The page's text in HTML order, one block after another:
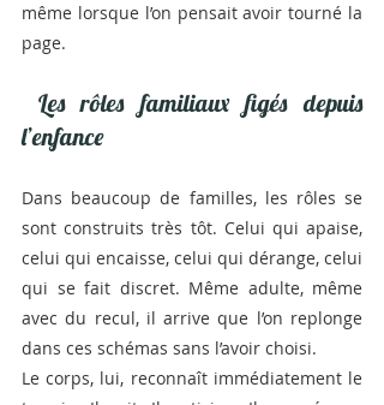
même lorsque l’on pensait avoir tourné la
page.
l’enfance
Dans beaucoup de familles, les rôles se
sont construits très tôt. Celui qui apaise,
celui qui encaisse, celui qui dérange, celui
qui se fait discret. Même adulte, même
avec du recul, il arrive que l’on replonge
dans ces schémas sans l’avoir choisi.
Le corps, lui, reconnaît immédiatement le